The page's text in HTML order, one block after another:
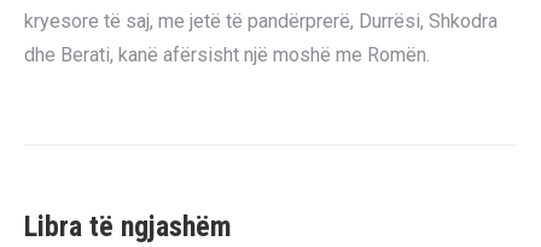
kryesore të saj, me jetë të pandërprerë, Durrësi, Shkodra
dhe Berati, kanë afërsisht një moshë me Romën.
Libra të ngjashëm